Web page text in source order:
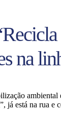
na
já está na rua e